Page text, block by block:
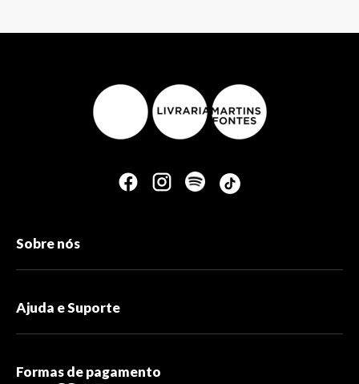
Sobre nós
Ajuda e Suporte
Formas de pagamento